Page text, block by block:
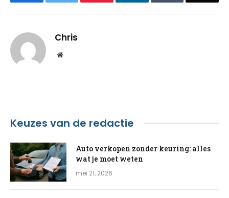
Chris
Website
Keuzes van de redactie
Auto verkopen zonder keuring: alles
wat je moet weten
mei 21, 2026